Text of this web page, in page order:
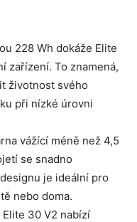
228 Wh dokáže Elite
zařízení. To znamená,
životnost svého
při nízké úrovni
vážící méně než 4,5
se snadno
je ideální pro
nebo doma.
Elite 30 V2 nabízí